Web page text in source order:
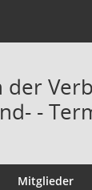
der
-
Mitglieder